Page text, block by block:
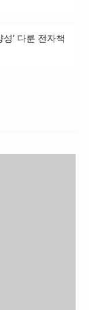
성’ 다룬 전자책